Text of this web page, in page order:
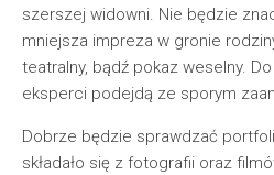
szerszej widowni. Nie będzie
mniejsza impreza w gronie
teatralny, bądź pokaz weselny.
eksperci podejdą ze sporym
Dobrze będzie sprawdzać
składało się z fotografii oraz